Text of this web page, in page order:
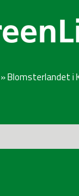
»Blomsterlandet i